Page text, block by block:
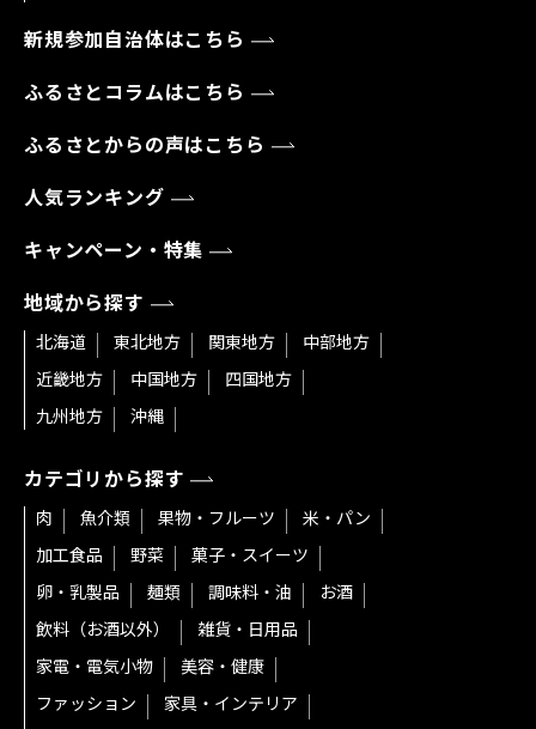
新規参加自治体はこちら
ふるさとコラムはこちら
ふるさとからの声はこちら
人気ランキング
キャンペーン・特集
地域から探す
北海道 東北地方 関東地方
中部地方
近畿地方
中国地方
四国地方
九州地方
沖縄
カテゴリから探す
肉 魚介類 果物・フルーツ
米・パン
加工食品
野菜
菓子・スイーツ
卵・乳製品
麺類 調味料・油
お酒
飲料（お酒以外）
雑貨・日用品
家電・電気小物
美容・健康
ファッション
家具・インテリア